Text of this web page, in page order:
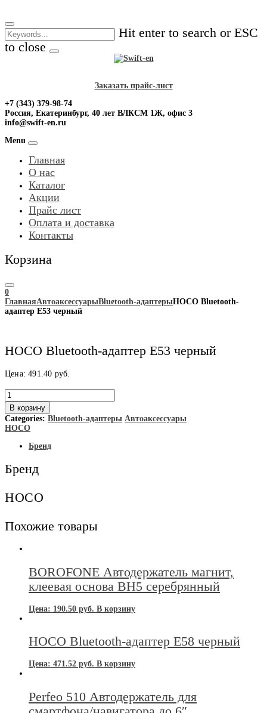
to
content
Hit enter to search or ESC
to close
Заказать прайс-лист
+7 (343) 379-98-74
Россия, Екатеринбург, 40 лет ВЛКСМ 1Ж, офис 3
info@swift-en.ru
Menu
Главная
О нас
Каталог
Акции
Прайс лист
Оплата и доставка
Контакты
Корзина
0
ГлавнаяАвтоаксессуарыBluetooth-адаптерыHOCO Bluetooth-
адаптер Е53 черный
HOCO Bluetooth-адаптер Е53 черный
Цена:491.40 руб.
Количество
товара
HOCO
Bluetooth-
адаптер
черный
В корзину
Categories: Bluetooth-адаптеры Автоаксессуары
HOCO
Бренд
Бренд
HOCO
Похожие товары
BOROFONE Автодержатель магнит,
клеевая основа BH5 серебрянный
Цена: 190.50 руб. В корзину
HOCO Bluetooth-адаптер Е58 черный
Цена: 471.52 руб. В корзину
Perfeo 510 Автодержатель для